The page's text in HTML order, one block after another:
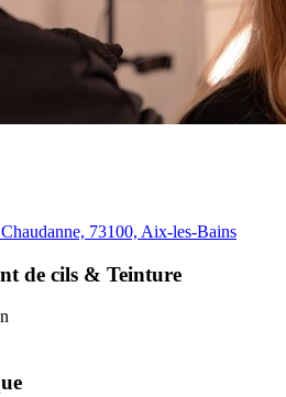
73100, Aix-les-Bains
de cils & Teinture